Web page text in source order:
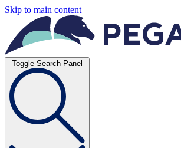
Skip to main content
Toggle Search Panel